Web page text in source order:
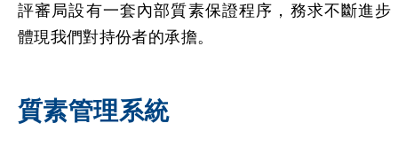
評審局設有一套內部質素保證程序，務求不斷進步
體現我們對持份者的承擔。
質素管理系統